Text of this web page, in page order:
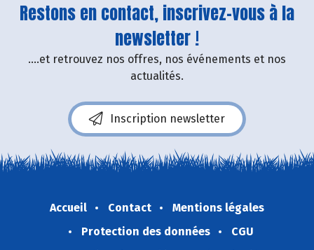
Restons en contact, inscrivez-vous à la
newsletter !
....et retrouvez nos offres, nos événements et nos
actualités.
Inscription newsletter
Accueil Contact
Mentions légales
Protection des données
CGU